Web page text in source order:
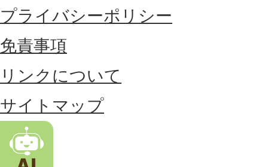
に
位
置
す
る
市
。
プライバシーポリシー
免責事項
リンクについて
サイトマップ